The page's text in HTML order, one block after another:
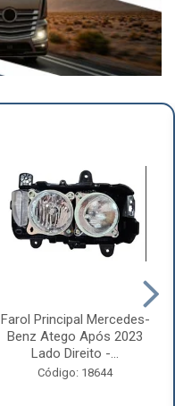
Farol Principal Mercedes-
Benz Atego Após 2023
Lado Direito -...
Código: 18644